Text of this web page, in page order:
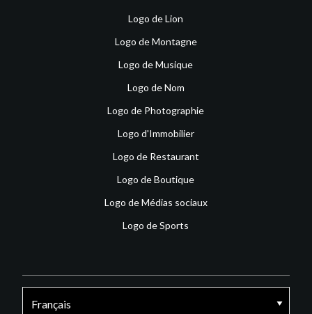
Logo de Lion
Logo de Montagne
Logo de Musique
Logo de Nom
Logo de Photographie
Logo d'Immobilier
Logo de Restaurant
Logo de Boutique
Logo de Médias sociaux
Logo de Sports